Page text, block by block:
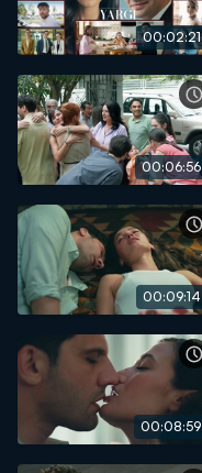
00:02:21
00:06:56
00:09:14
00:08:59